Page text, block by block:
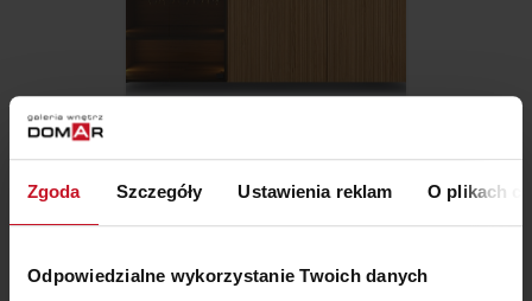
Zgoda Szczegóły Ustawienia reklam O plikach
Odpowiedzialne wykorzystanie Twoich danych
KREDENS Z DRZWIAMI W
LAMELE I SZUFLADAMI